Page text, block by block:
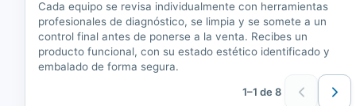
Cada equipo se revisa individualmente con herramientas
profesionales de diagnóstico, se limpia y se somete a un
control final antes de ponerse a la venta. Recibes un
producto funcional, con su estado estético identificado y
embalado de forma segura.
1–1 de 8